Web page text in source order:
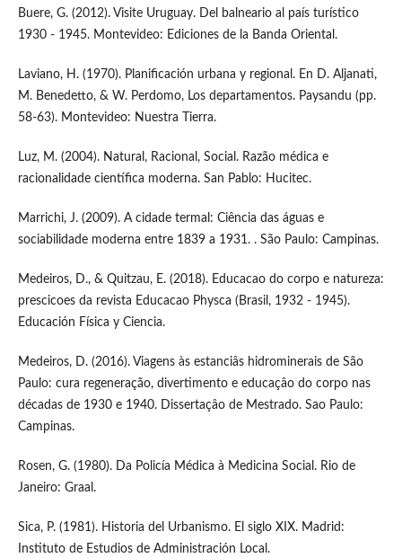
Buere, G. (2012). Visite Uruguay. Del balneario al país turístico
1930 - 1945. Montevideo: Ediciones de la Banda Oriental.
Laviano, H. (1970). Planificación urbana y regional. En D. Aljanati,
M. Benedetto, & W. Perdomo, Los departamentos. Paysandu (pp.
58-63). Montevideo: Nuestra Tierra.
Luz, M. (2004). Natural, Racional, Social. Razão médica e
racionalidade científica moderna. San Pablo: Hucitec.
Marrichi, J. (2009). A cidade termal: Ciência das águas e
sociabilidade moderna entre 1839 a 1931. . São Paulo: Campinas.
Medeiros, D., & Quitzau, E. (2018). Educacao do corpo e natureza:
prescicoes da revista Educacao Physca (Brasil, 1932 - 1945).
Educación Física y Ciencia.
Medeiros, D. (2016). Viagens às estanciâs hidrominerais de São
Paulo: cura regeneração, divertimento e educaçâo do corpo nas
décadas de 1930 e 1940. Dissertaçâo de Mestrado. Sao Paulo:
Campinas.
Rosen, G. (1980). Da Policía Médica à Medicina Social. Rio de
Janeiro: Graal.
Sica, P. (1981). Historia del Urbanismo. El siglo XIX. Madrid:
Instituto de Estudios de Administración Local.